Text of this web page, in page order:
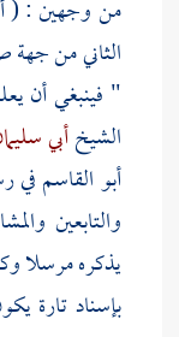
من وجهين : (
الثاني من جهة
" فينبغي أن
الشيخأبي
أبو القاسمفي
والتابعين
يذكره مرسلا
بإسناد تارة